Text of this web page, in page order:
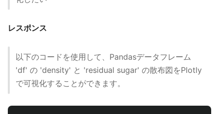
レスポンス
以下のコードを使用して、Pandasデータフレーム
'df' の 'density' と 'residual sugar' の散布図をPlotly
で可視化することができます。